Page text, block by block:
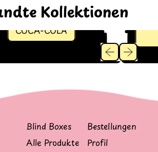
Kollektionen
COCA-COLA
Vorheriges
Nächstes
Blind Boxes
Alle Produkte
Bestellungen
Profil